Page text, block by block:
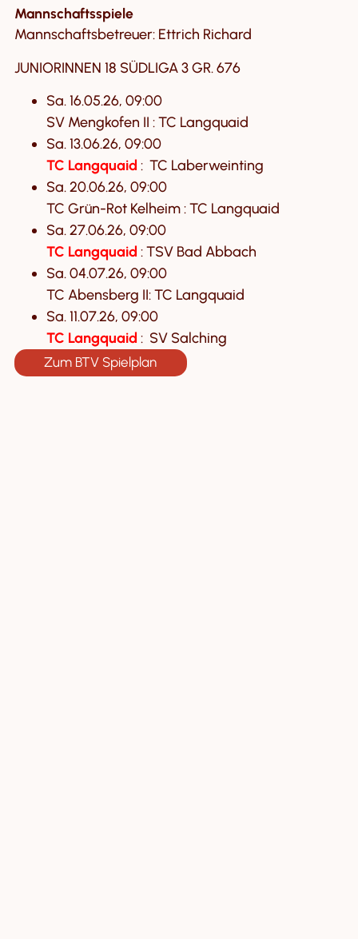
Mannschaftsspiele
Mannschaftsbetreuer: Ettrich Richard
JUNIORINNEN 18 SÜDLIGA 3 GR. 676
Sa. 16.05.26, 09:00
SV Mengkofen II : TC Langquaid
Sa. 13.06.26, 09:00
TC Langquaid : TC Laberweinting
Sa. 20.06.26, 09:00
TC Grün-Rot Kelheim : TC Langquaid
Sa. 27.06.26, 09:00
TC Langquaid : TSV Bad Abbach
Sa. 04.07.26, 09:00
TC Abensberg II: TC Langquaid
Sa. 11.07.26, 09:00
TC Langquaid : SV Salching
Zum BTV Spielplan